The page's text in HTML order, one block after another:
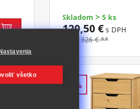
Skladom > 5 ks
120,50 €s DPH
326 € **
-60%
všetko